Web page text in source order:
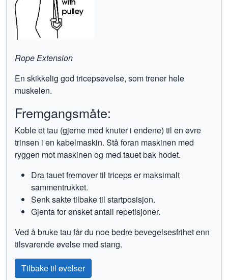
Rope Extension
En skikkelig god tricepsøvelse, som trener hele
muskelen.
Fremgangsmåte:
Koble et tau (gjerne med knuter i endene) til en øvre
trinsen i en kabelmaskin. Stå foran maskinen med
ryggen mot maskinen og med tauet bak hodet.
Dra tauet fremover til triceps er maksimalt
sammentrukket.
Senk sakte tilbake til startposisjon.
Gjenta for ønsket antall repetisjoner.
Ved å bruke tau får du noe bedre bevegelsesfrihet enn
tilsvarende øvelse med stang.
Tilbake til øvelser